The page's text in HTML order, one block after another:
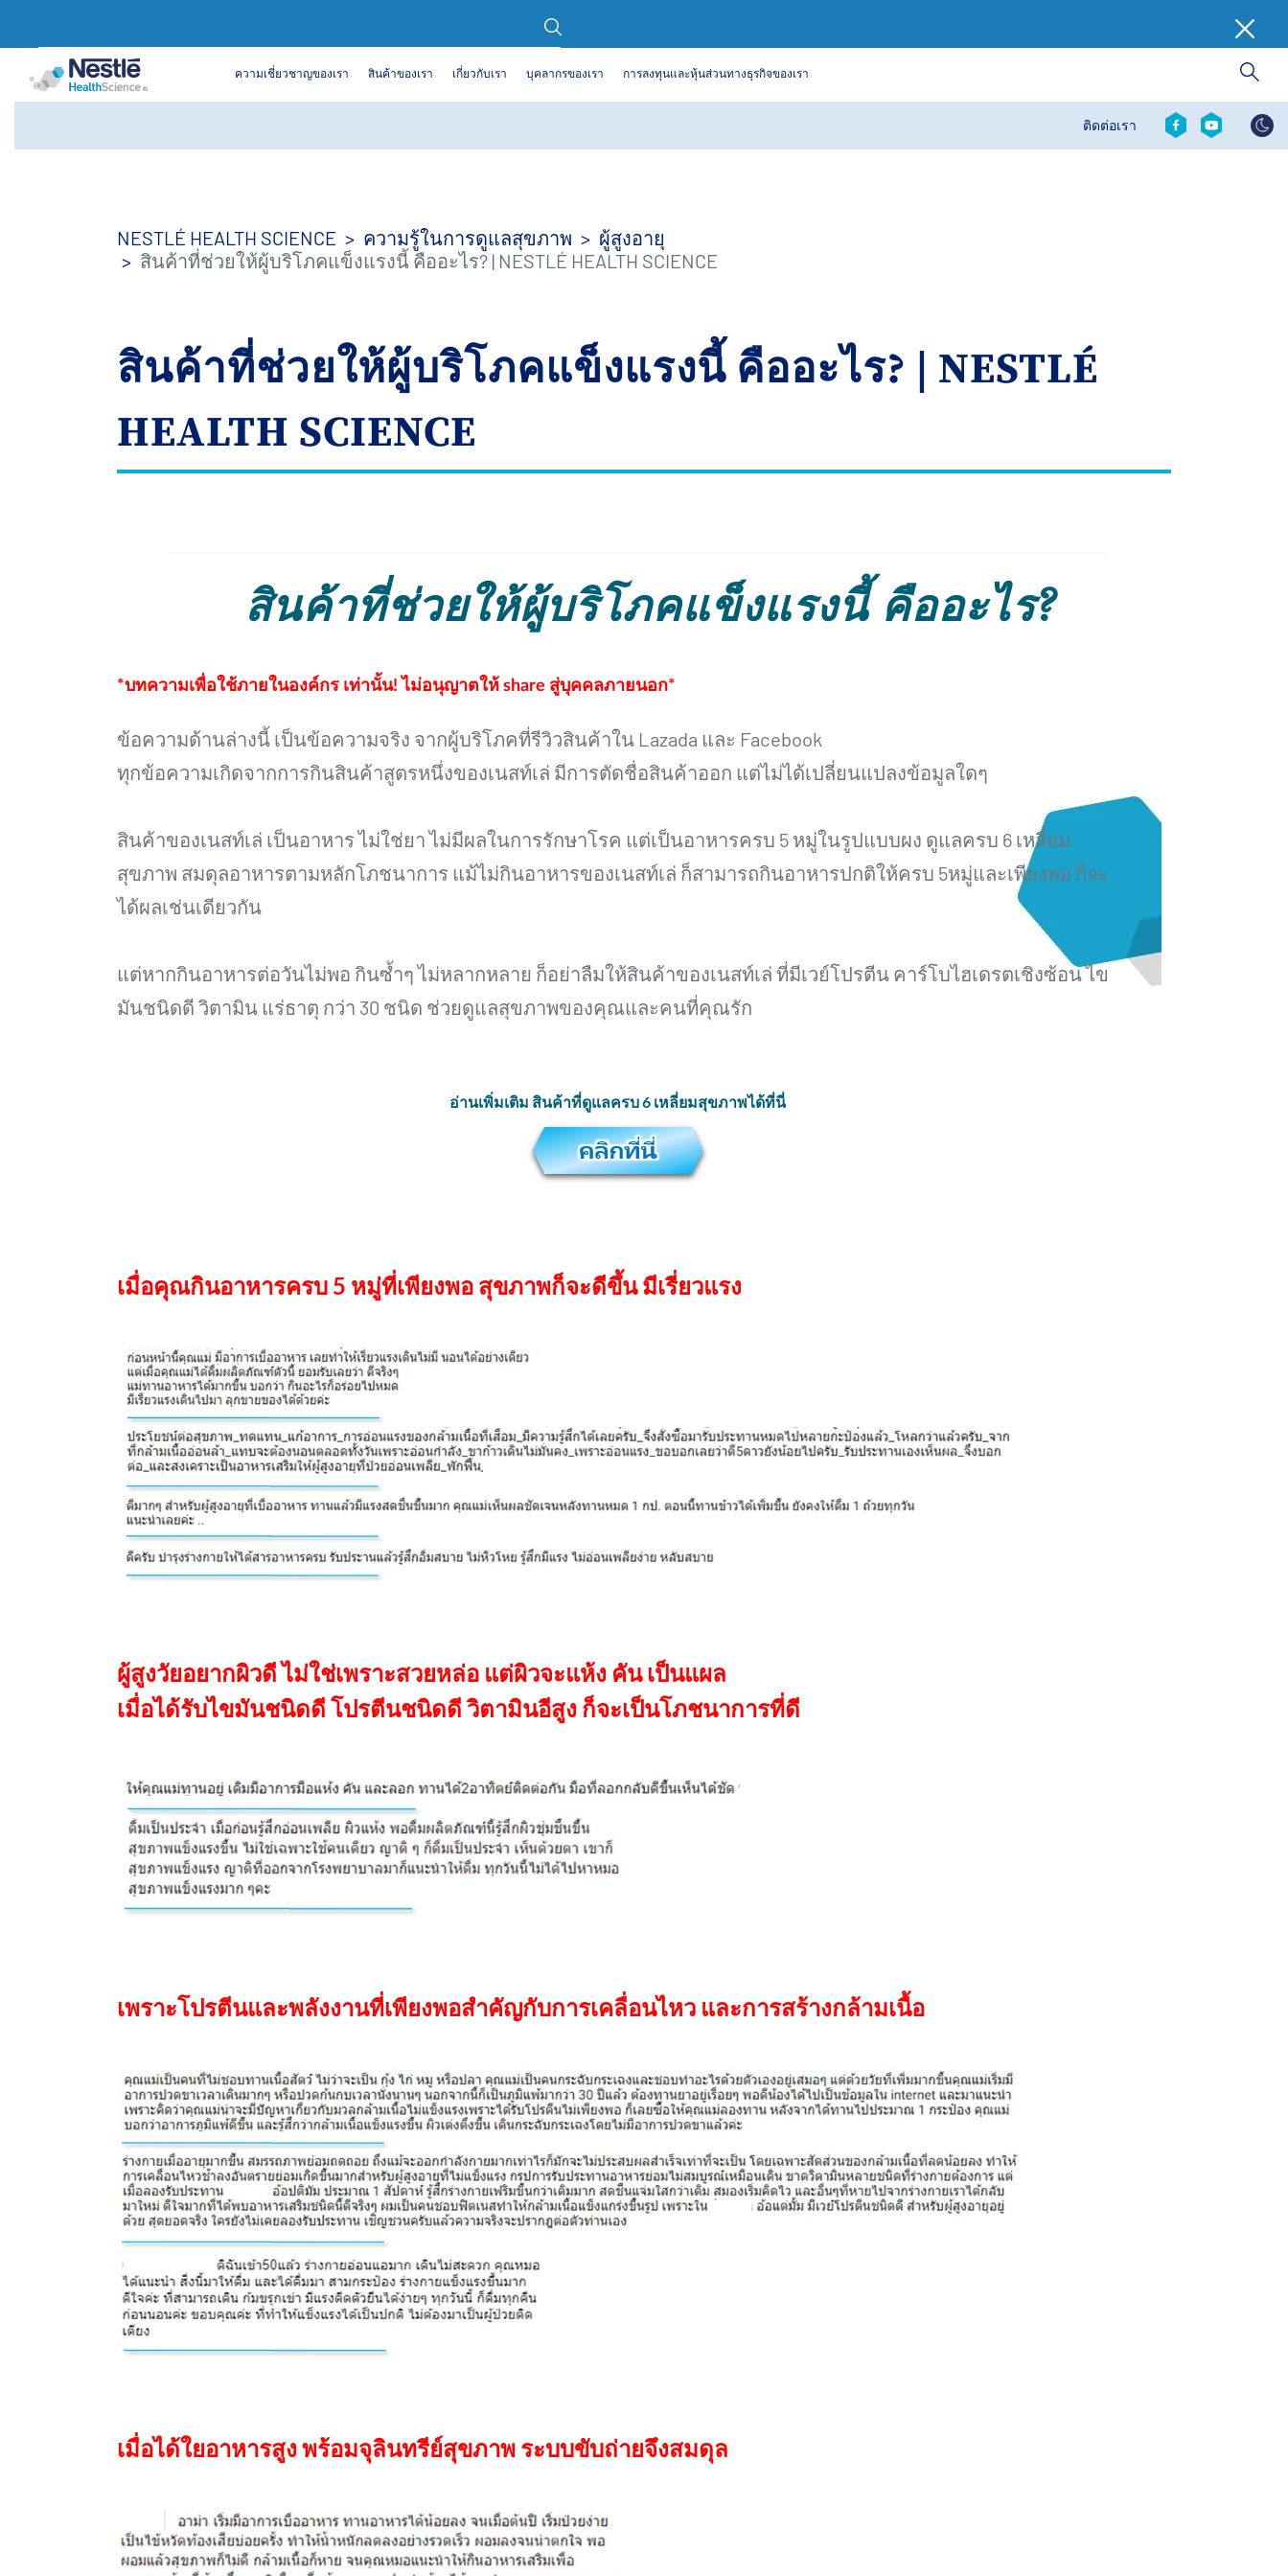
main
Contact
revamp
ติดต่อเรา
Social
revamp
ความเชี่ยวชาญของเรา สินค้าของเรา เกี่ยวกับเรา บุคลากรของเรา การลงทุนและหุ้นส่วนทางธุรกิจของเรา
NESTLÉ HEALTH SCIENCE ความรู้ในการดูแลสุขภาพ
ผู้สูงอายุ
สินค้าที่ช่วยให้ผู้บริโภคแข็งแรงนี้ คืออะไร? | NESTLÉ HEALTH SCIENCE
สินค้าที่ช่วยให้ผู้บริโภคแข็งแรงนี้ คืออะไร? | NESTLÉ
HEALTH SCIENCE
สินค้าที่ช่วยให้ผู้บริโภคแข็งแรงนี้ คืออะไร?
*บทความเพื่อใช้ภายในองค์กร เท่านั้น! ไม่อนุญาตให้ share สู่บุคคลภายนอก*
ข้อความด้านล่างนี้ เป็นข้อความจริง จากผู้บริโภคที่รีวิวสินค้าใน Lazada และ Facebook
ทุกข้อความเกิดจากการกินสินค้าสูตรหนึ่งของเนสท์เล่ มีการตัดชื่อสินค้าออก แต่ไม่ได้เปลี่ยนแปลงข้อมูลใดๆ
สินค้าของเนสท์เล่ เป็นอาหาร ไม่ใช่ยา ไม่มีผลในการรักษาโรค แต่เป็นอาหารครบ 5 หมู่ในรูปแบบผง ดูแลครบ 6 เหลี่ยม
สุขภาพ สมดุลอาหารตามหลักโภชนาการ แม้ไม่กินอาหารของเนสท์เล่ ก็สามารถกินอาหารปกติให้ครบ 5หมู่และเพียงพอ ก็จะ
ได้ผลเช่นเดียวกัน
แต่หากกินอาหารต่อวันไม่พอ กินซ้ำๆ ไม่หลากหลาย ก็อย่าลืมให้สินค้าของเนสท์เล่ ที่มีเวย์โปรตีน คาร์โบไฮเดรตเชิงซ้อน ไข
มันชนิดดี วิตามิน แร่ธาตุ กว่า 30 ชนิด ช่วยดูแลสุขภาพของคุณและคนที่คุณรัก
อ่านเพิ่มเติม สินค้าที่ดูแลครบ 6 เหลี่ยมสุขภาพได้ที่นี่
เมื่อคุณกินอาหารครบ 5 หมู่ที่เพียงพอ สุขภาพก็จะดีขึ้น มีเรี่ยวแรง
ผู้สูงวัยอยากผิวดี ไม่ใช่เพราะสวยหล่อ แต่ผิวจะแห้ง คัน เป็นแผล
เมื่อได้รับไขมันชนิดดี โปรตีนชนิดดี วิตามินอีสูง ก็จะเป็นโภชนาการที่ดี
เพราะโปรตีนและพลังงานที่เพียงพอสำคัญกับการเคลื่อนไหว และการสร้างกล้ามเนื้อ
เมื่อได้ใยอาหารสูง พร้อมจุลินทรีย์สุขภาพ ระบบขับถ่ายจึงสมดุล